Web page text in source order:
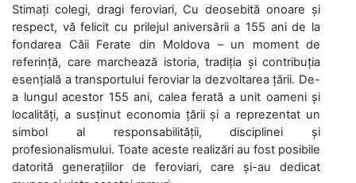
Stimați colegi, dragi feroviari, Cu deosebită onoare și
respect, vă felicit cu prilejul aniversării a 155 ani de la
fondarea Căii Ferate din Moldova – un moment de
referință, care marchează istoria, tradiția și contribuția
esențială a transportului feroviar la dezvoltarea țării. De-
a lungul acestor 155 ani, calea ferată a unit oameni și
localități, a susținut economia țării și a reprezentat un
simbol al responsabilității, disciplinei și
profesionalismului. Toate aceste realizări au fost posibile
datorită generațiilor de feroviari, care și-au dedicat